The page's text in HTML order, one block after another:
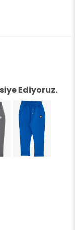
Ediyoruz.